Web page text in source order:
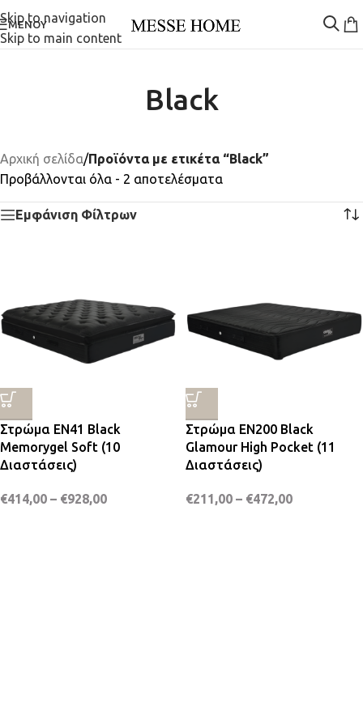
Skip to navigation
Skip to main content
ΜΕΝΟΎ
Black
Αρχική σελίδα/Προϊόντα με ετικέτα “Black”
Προβάλλονται όλα - 2 αποτελέσματα
Εμφάνιση Φίλτρων
Στρώμα EN41 Black
Memorygel Soft (10
Διαστάσεις)
€414,00 – €928,00
Στρώμα EN200 Black
Glamour High Pocket (11
Διαστάσεις)
€211,00 – €472,00